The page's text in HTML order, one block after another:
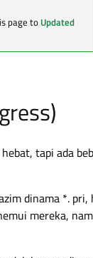
page to Updated
tapi ada
dinama *.
mereka,